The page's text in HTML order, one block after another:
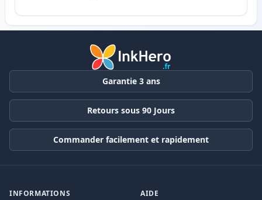
Garantie 3 ans
Retours sous 90 Jours
Commander facilement et rapidement
INFORMATIONS AIDE